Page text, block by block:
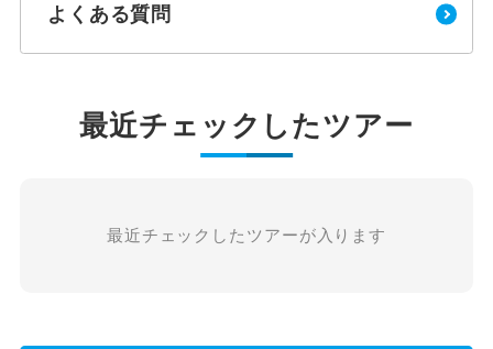
よくある質問
最近チェックしたツアー
最近チェックしたツアーが入ります